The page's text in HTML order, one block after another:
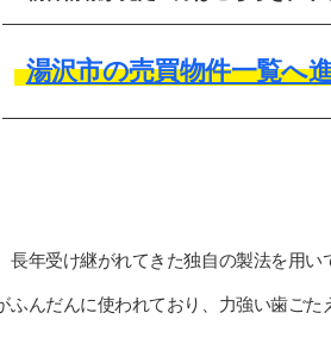
湯沢市の売買物件一覧へ
年受け継がれてきた独自の製法を用い
ふんだんに使われており、力強い歯ご